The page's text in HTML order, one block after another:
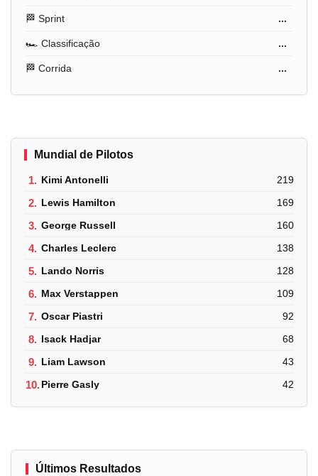
🏁 Sprint ...
🏎️ Classificação ...
🏁 Corrida ...
Mundial de Pilotos
1. Kimi Antonelli 219
2. Lewis Hamilton 169
3. George Russell 160
4. Charles Leclerc 138
5. Lando Norris 128
6. Max Verstappen 109
7. Oscar Piastri 92
8. Isack Hadjar 68
9. Liam Lawson 43
10.Pierre Gasly 42
Últimos Resultados